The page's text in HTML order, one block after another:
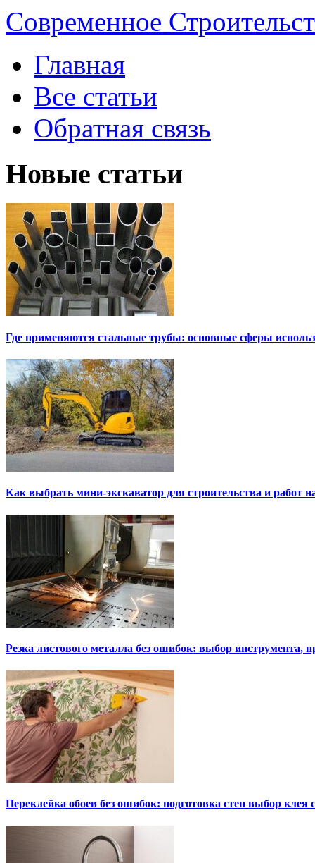
Современное
Главная
Все статьи
Обратная связь
Новые статьи
Где применяются стальные трубы: основные сферы
Как выбрать мини-экскаватор для строительства и работ
Резка листового металла без ошибок: выбор инструмента,
Переклейка обоев без ошибок: подготовка стен выбор клея